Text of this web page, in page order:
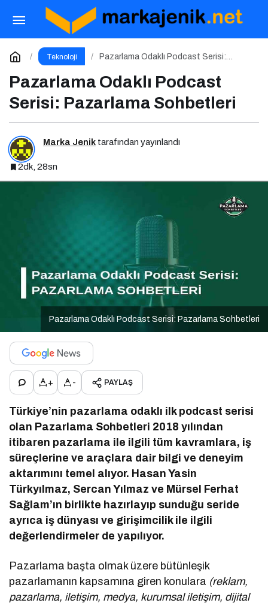
Teknoloji
Pazarlama Odaklı Podcast Serisi:
Pazarlama Odaklı Podcast
Serisi: Pazarlama Sohbetleri
Marka Jenik tarafından yayınlandı
2dk, 28sn
Pazarlama Odaklı Podcast Serisi: Pazarlama Sohbetleri
+ - PAYLAŞ
Türkiye’nin pazarlama odaklı ilk podcast serisi
olan Pazarlama Sohbetleri 2018 yılından
itibaren pazarlama ile ilgili tüm kavramlara, iş
süreçlerine ve araçlara dair bilgi ve deneyim
aktarımını temel alıyor. Hasan Yasin
Türkyılmaz, Sercan Yılmaz ve Mürsel Ferhat
Sağlam’ın birlikte hazırlayıp sunduğu seride
ayrıca iş dünyası ve girişimcilik ile ilgili
değerlendirmeler de yapılıyor.
Pazarlama başta olmak üzere bütünleşik
pazarlamanın kapsamına giren konulara (reklam,
pazarlama, iletişim, medya, kurumsal iletişim, dijital
Cursor Skandalı: 50 Milyar Dolarlık Startup
Açık Kaynağı Gizleyince Ne Oldu?
Yorum Yap